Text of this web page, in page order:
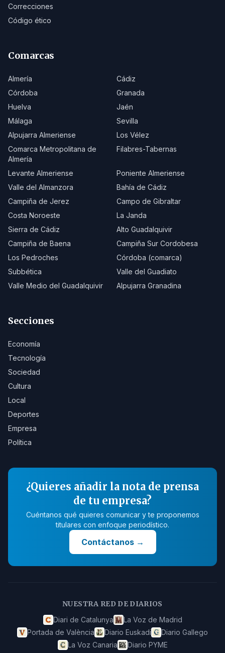
Correcciones
Código ético
Comarcas
Almería
Cádiz
Córdoba
Granada
Huelva
Jaén
Málaga
Sevilla
Alpujarra Almeriense
Los Vélez
Comarca Metropolitana de
Almería
Filabres-Tabernas
Levante Almeriense
Poniente Almeriense
Valle del Almanzora
Bahía de Cádiz
Campiña de Jerez
Campo de Gibraltar
Costa Noroeste
La Janda
Sierra de Cádiz
Alto Guadalquivir
Campiña de Baena
Campiña Sur Cordobesa
Los Pedroches
Córdoba (comarca)
Subbética
Valle del Guadiato
Valle Medio del Guadalquivir
Alpujarra Granadina
Secciones
Economía
Tecnología
Sociedad
Cultura
Local
Deportes
Empresa
Política
¿Quieres añadir la nota de prensa
de tu empresa?
Cuéntanos qué quieres comunicar y te proponemos
titulares con enfoque periodístico.
Contáctanos→
NUESTRA RED DE DIARIOS
Diari de Catalunya
La Voz de Madrid
Portada de València
Diario Euskadi
Diario Gallego
La Voz Canaria
Diario PYME